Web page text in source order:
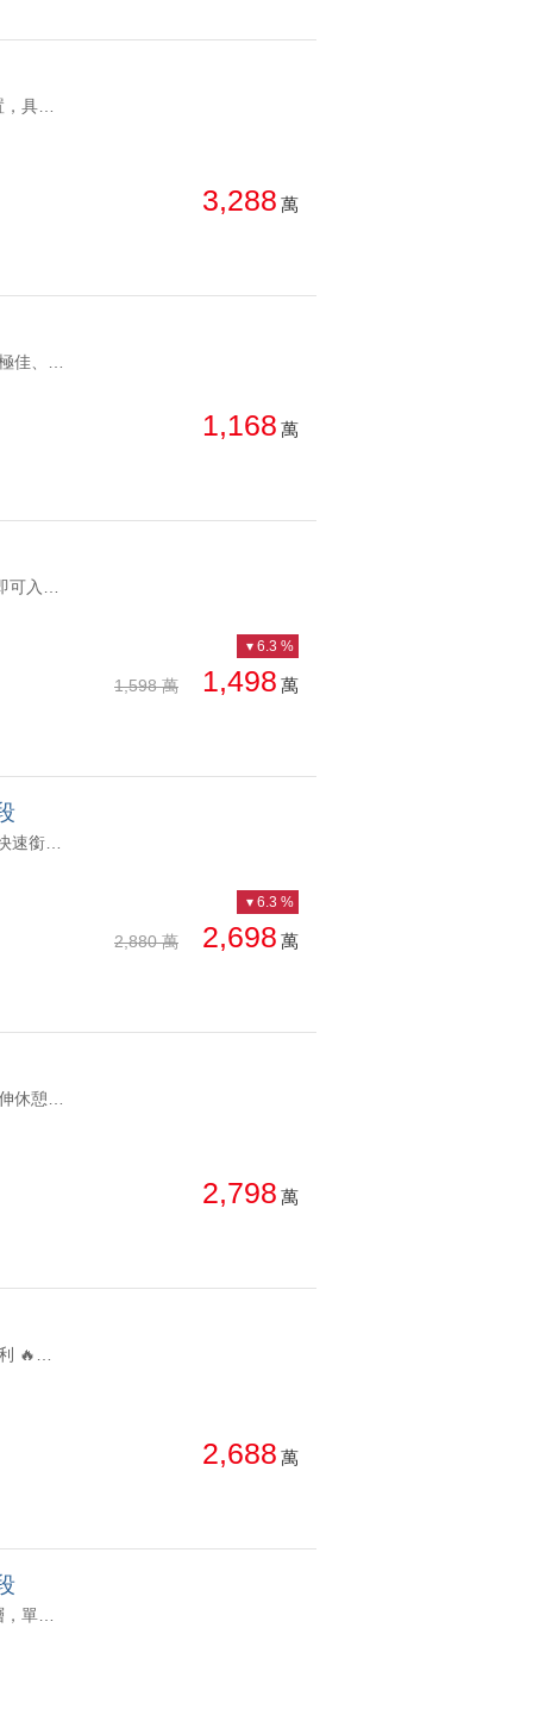
3,288 萬
1,168 萬
1,598 萬 1,498 萬
6.3 %
2,880 萬 2,698 萬
6.3 %
2,798 萬
2,688 萬